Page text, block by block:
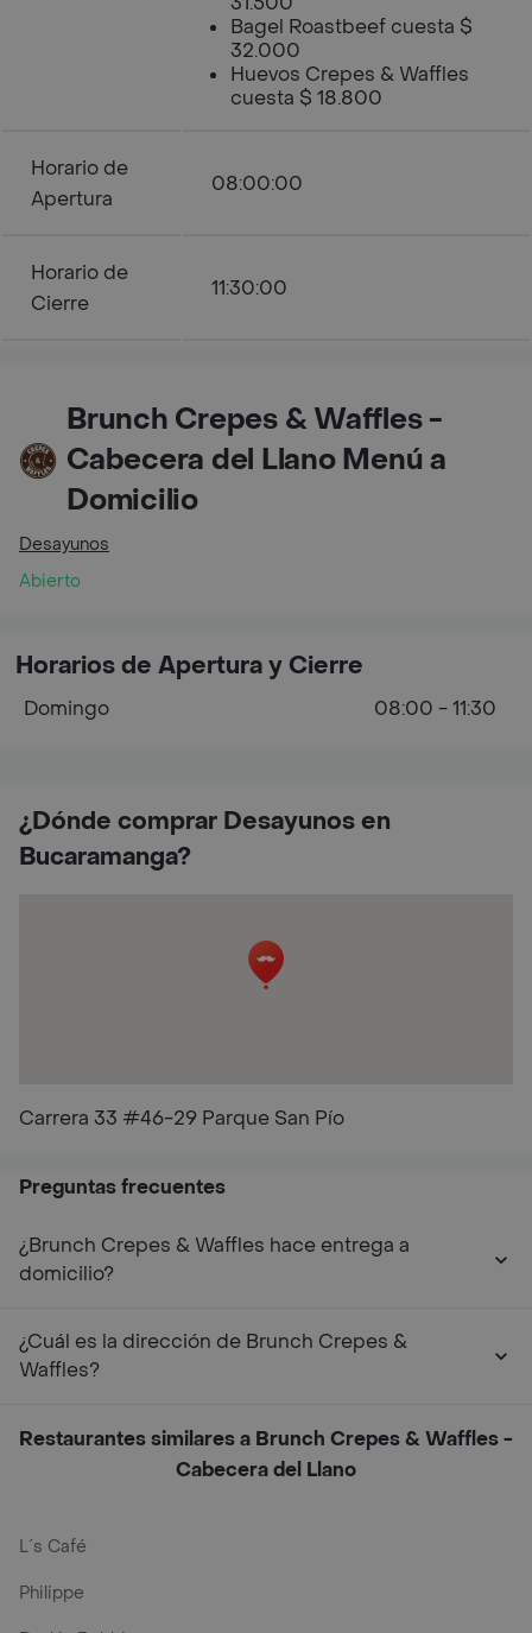
Bagel Roastbeef cuesta $
32.000
Huevos Crepes & Waffles
cuesta $ 18.800
Horario de
Apertura
08:00:00
Horario de
Cierre
11:30:00
Brunch Crepes & Waffles -
Cabecera del Llano Menú a
Domicilio
Desayunos
Abierto
¿Dónde comprar Desayunos en
Bucaramanga?
Carrera 33 #46-29 Parque San Pío
Horarios de Apertura y Cierre
Domingo 08:00 - 11:30
Preguntas frecuentes
¿Brunch Crepes & Waffles hace entrega a
domicilio?
¿Cuál es la dirección de Brunch Crepes &
Waffles?
Restaurantes similares a Brunch Crepes & Waffles -
Cabecera del Llano
L´s Café
Philippe